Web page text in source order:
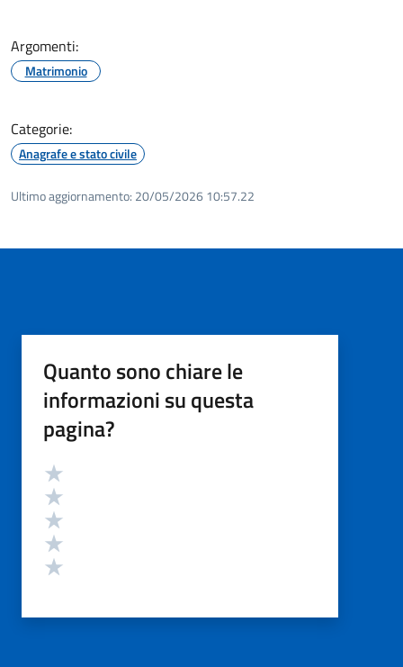
Argomenti:
Matrimonio
Categorie:
Anagrafe e stato civile
Ultimo aggiornamento: 20/05/2026 10:57.22
Quanto sono chiare le
informazioni su questa
pagina?
Valutazione